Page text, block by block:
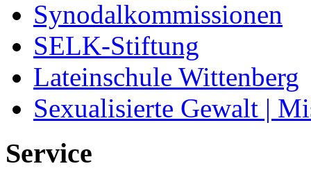
Synodalkommissionen
SELK-Stiftung
Lateinschule Wittenberg
Sexualisierte Gewalt |
Service